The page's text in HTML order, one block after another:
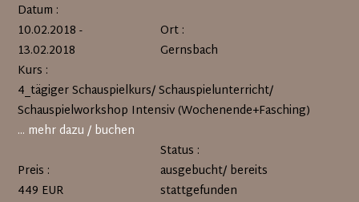
Datum :
10.02.2018 -
13.02.2018
Ort :
Gernsbach
Kurs :
4_tägiger Schauspielkurs/ Schauspielunterricht/
Schauspielworkshop Intensiv (Wochenende+Fasching)
... mehr dazu / buchen
Preis :
449 EUR
Status :
ausgebucht/ bereits
stattgefunden